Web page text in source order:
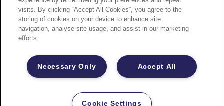
Sicherheitsdatenblätter
Cookie Richtlinie
Rechtliche Hinweise
Garantiebestimmungen
Site Map
©2026 ACCO Brands
visits. By clicking “Accept All Cookies”, you agree to the
storing of cookies on your device to enhance site
navigation, analyse site usage, and assist in our marketing
efforts.
Accept All
Necessary Only
Cookie Settings